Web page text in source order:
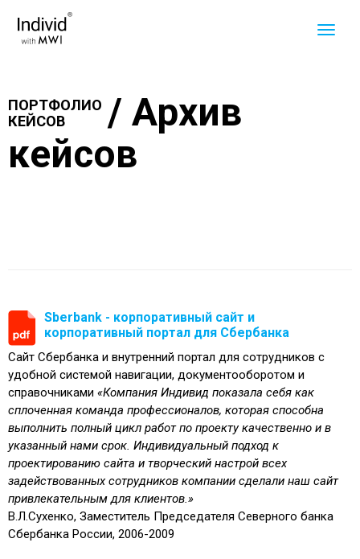
ПОРТФОЛИО
КЕЙСОВ
/ Архив
кейсов
Sberbank - корпоративный сайт и
корпоративный портал для Сбербанка
Сайт Сбербанка и внутренний портал для сотрудников с
удобной системой навигации, документооборотом и
справочниками «Компания Индивид показала себя как
сплоченная команда профессионалов, которая способна
выполнить полный цикл работ по проекту качественно и в
указанный нами срок. Индивидуальный подход к
проектированию сайта и творческий настрой всех
задействованных сотрудников компании сделали наш сайт
привлекательным для клиентов.»
В.Л.Сухенко, Заместитель Председателя Северного банка
Сбербанка России, 2006-2009